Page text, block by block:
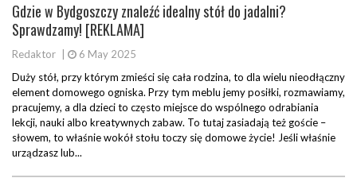
Gdzie w Bydgoszczy znaleźć idealny stół do jadalni?
Sprawdzamy! [REKLAMA]
Redaktor
6 May 2025
Duży stół, przy którym zmieści się cała rodzina, to dla wielu nieodłączny
element domowego ogniska. Przy tym meblu jemy posiłki, rozmawiamy,
pracujemy, a dla dzieci to często miejsce do wspólnego odrabiania
lekcji, nauki albo kreatywnych zabaw. To tutaj zasiadają też goście –
słowem, to właśnie wokół stołu toczy się domowe życie! Jeśli właśnie
urządzasz lub...